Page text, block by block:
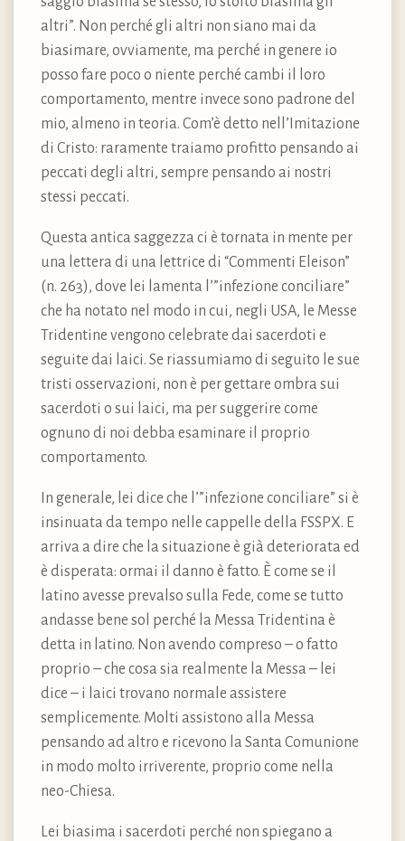
altri”. Non perché gli altri non siano mai da
biasimare, ovviamente, ma perché in genere io
posso fare poco o niente perché cambi il loro
comportamento, mentre invece sono padrone del
mio, almeno in teoria. Com’è detto nell’Imitazione
di Cristo: raramente traiamo profitto pensando ai
peccati degli altri, sempre pensando ai nostri
stessi peccati.
Questa antica saggezza ci è tornata in mente per
una lettera di una lettrice di “Commenti Eleison”
(n. 263), dove lei lamenta l’”infezione conciliare”
che ha notato nel modo in cui, negli USA, le Messe
Tridentine vengono celebrate dai sacerdoti e
seguite dai laici. Se riassumiamo di seguito le sue
tristi osservazioni, non è per gettare ombra sui
sacerdoti o sui laici, ma per suggerire come
ognuno di noi debba esaminare il proprio
comportamento.
In generale, lei dice che l’”infezione conciliare” si è
insinuata da tempo nelle cappelle della FSSPX. E
arriva a dire che la situazione è già deteriorata ed
è disperata: ormai il danno è fatto. È come se il
latino avesse prevalso sulla Fede, come se tutto
andasse bene sol perché la Messa Tridentina è
detta in latino. Non avendo compreso – o fatto
proprio – che cosa sia realmente la Messa – lei
dice – i laici trovano normale assistere
semplicemente. Molti assistono alla Messa
pensando ad altro e ricevono la Santa Comunione
in modo molto irriverente, proprio come nella
neo-Chiesa.
Lei biasima i sacerdoti perché non spiegano a